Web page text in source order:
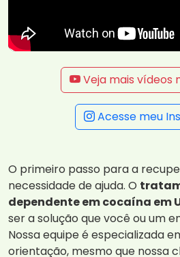
Veja mais vídeos
Acesse meu
O primeiro passo para a
necessidade de ajuda. O
dependente em cocaína em
ser a solução que você ou um
Nossa equipe é especializada
orientação, mesmo que nossa